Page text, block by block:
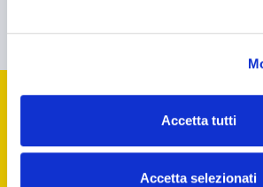
Accetta tutti
Accetta selezionati
per rimanere
ultime notizie del